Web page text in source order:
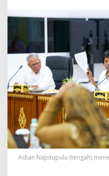
Rampung
Adian Napitupulu (tengah)